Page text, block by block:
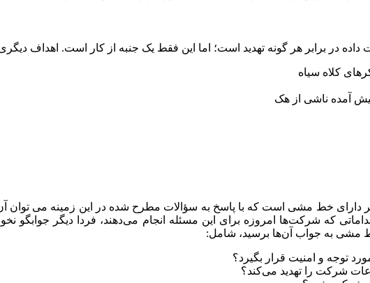
در برابر هر گونه تهدید است؛ اما این فقط یک جنبه از کار است. اهداف
کلاه سیاه
آمده ناشی از هک
دارای خط مشی است که با پاسخ به سؤالات مطرح شده در این زمینه می توان
که شرکت‌ها امروزه برای این مسئله انجام می‌دهند، فردا دیگر جوابگو
خط مشی به جواب آن‌ها برسید، شامل:
توجه و امنیت قرار بگیرد؟
شرکت را تهدید می‌کند؟